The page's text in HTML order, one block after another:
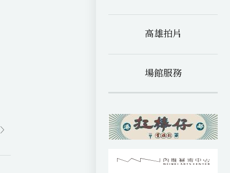
高雄拍片
場館服務